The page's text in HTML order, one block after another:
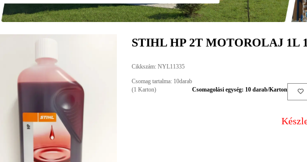
STIHL HP 2T MOTOROLAJ 1L
Cikkszám: NYL11335
Csomag tartalma: 10darab
(1 Karton)
Csomagolási egység: 10 darab/Karton